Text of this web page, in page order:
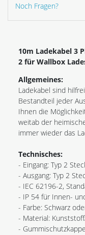
Noch Fragen?
10m Ladekabel 3
2 für Wallbox
Allgemeines:
Ladekabel sind
Bestandteil jeder
Ihnen die
weitab der
immer wieder das
Technisches:
- Eingang: Typ 2
- Ausgang: Typ 2
- IEC 62196-2,
- IP 54 für Innen-
- Farbe: Schwarz
- Material:
- Gummischutzkappe